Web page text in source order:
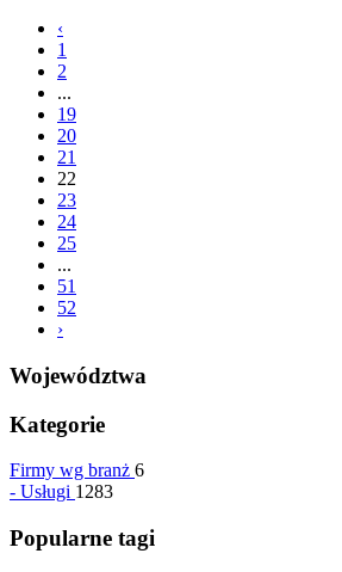
‹
1
2
...
19
20
21
22
23
24
25
...
51
52
›
Województwa
Kategorie
Firmy wg branż 6
- Usługi 1283
Popularne tagi